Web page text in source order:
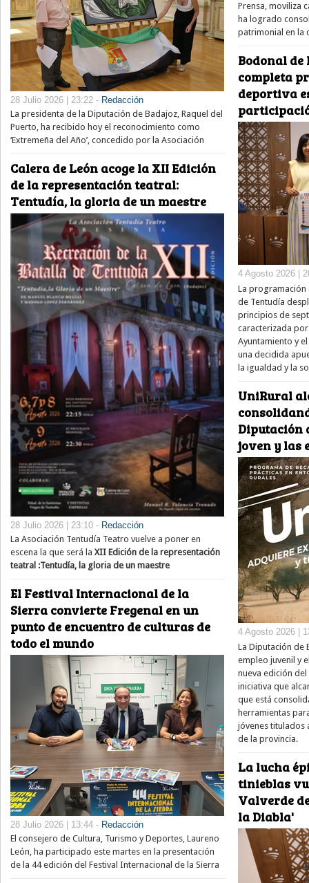
28 Julio 2026 | 23:22 - Redacción
La presidenta de la Diputación de Badajoz, Raquel del
Puerto, ha recibido hoy el reconocimiento como
‘Extremeña del Año’, concedido por la Asociación
Calera de León acoge la XII Edición
de la representación teatral:
Tentudía, la gloria de un maestre
28 Julio 2026 | 23:10 - Redacción
La Asociación Tentudía Teatro vuelve a poner en
escena la que será la XII Edición de la representación
teatral :Tentudía, la gloria de un maestre
El Festival Internacional de la
Sierra convierte Fregenal en un
punto de encuentro de culturas de
todo el mundo
28 Julio 2026 | 13:44 - Redacción
El consejero de Cultura, Turismo y Deportes, Laureno
León, ha participado este martes en la presentación
de la 44 edición del Festival Internacional de la Sierra
Prensa, moviliza
ha logrado
patrimonial en la
Bodonal
completa
deportiva
4 Agosto 2026 |
La programación
de Tentudía
principios de
caracterizada
Ayuntamiento y
una decidida
la igualdad y la
UniRural
Diputación
joven y las
4 Agosto 2026 |
La Diputación de
empleo juvenil y
nueva edición
iniciativa que
que está
herramientas
jóvenes titulados
de la provincia.
La lucha
tinieblas
Valverde
la Diabla'